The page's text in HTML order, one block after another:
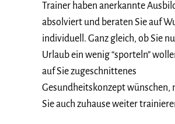
Trainer haben anerkannte
absolviert und beraten Sie auf
individuell. Ganz gleich, ob Sie
Urlaub ein wenig “sporteln”
auf Sie zugeschnittenes
Gesundheitskonzept wünschen,
Sie auch zuhause weiter